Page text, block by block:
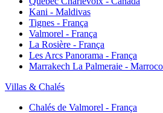
Kani - Maldivas
Tignes - França
Valmorel - França
La Rosière - França
Les Arcs Panorama - França
Marrakech La Palmeraie -
Villas & Chalés
Chalés de Valmorel - França